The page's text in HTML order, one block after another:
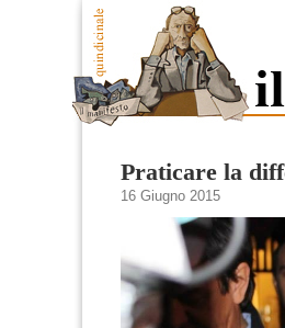
Praticare la
16 Giugno 2015